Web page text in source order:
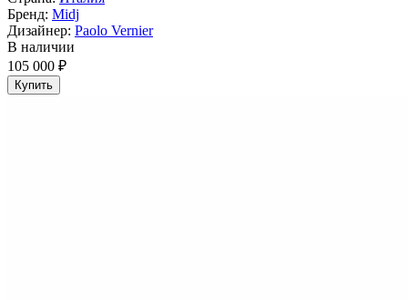
Бренд: Midj
Дизайнер: Paolo Vernier
В наличии
105 000 ₽
Купить